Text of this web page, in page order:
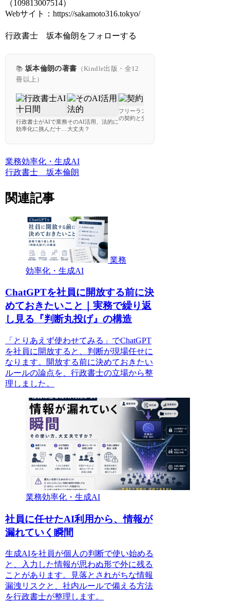
（109813007514）
Webサイト：https://sakamoto316.tokyo/
行政書士 坂本倫朗をフォローする
📚 坂本倫朗の著書 （Kindle出版・全12
冊以上）
行政書士がAIで業務
効率化に挑んだ十日
そのAI活用、法的に
大丈夫？
フリーランスのため
の契約と交渉で失敗
業務効率化・生成AI
行政書士 坂本倫朗
関連記事
業務
効率化・生成AI
ChatGPTを社員に開放する前に決
めておきたいこと｜実務で繰り返
し見る『判断丸投げ』の構造
「とりあえず使わせてみる」でChatGPT
を社員に開放すると、判断が現場任せに
なります。開放する前に決めておきたい
ルールの論点を、行政書士の立場から整
理しました。
業務効率化・生成AI
社員に任せたAI利用から、情報が
漏れていく瞬間
生成AIを社員が個人の判断で使い始める
と、入力した情報が思わぬ形で外に残る
ことがあります。見落とされがちな情報
漏洩リスクと、社内ルールで備える方法
を行政書士が整理します。